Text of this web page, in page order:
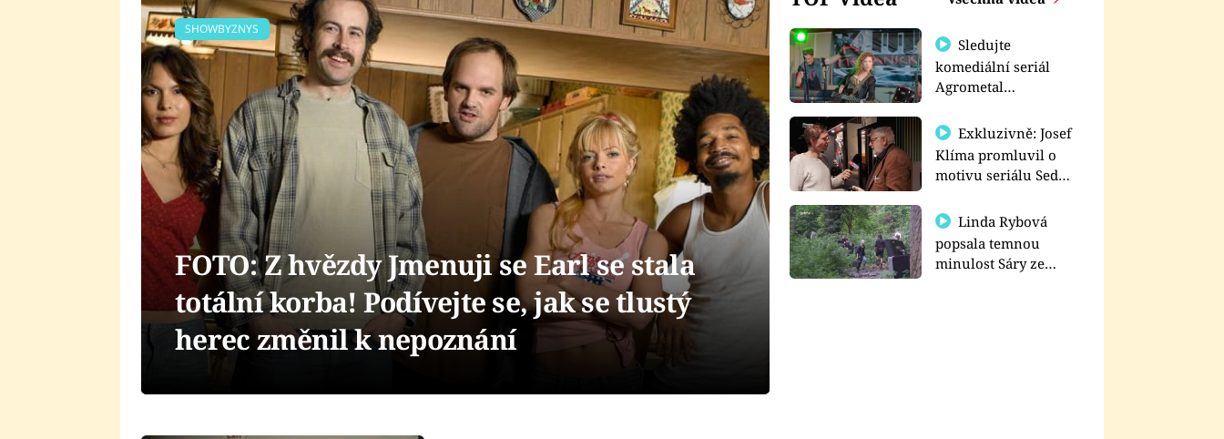
Sledujte
komediální seriál
Agrometal
prima+
Exkluzivně: Josef
Klíma promluvil o
motivu seriálu Sedm
Linda Rybová
popsala temnou
minulost Sáry ze
SHOWBYZNYS
FOTO: Z hvězdy Jmenuji se Earl se stala
totální korba! Podívejte se, jak se tlustý
herec změnil k nepoznání